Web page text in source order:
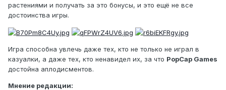
растениями и получать за это бонусы, и это ещё не все
достоинства игры.
Игра способна увлечь даже тех, кто не только не играл в
казуалки, а даже тех, кто ненавидел их, за что PopCap Games
достойна аплодисментов.
Мнение редакции: